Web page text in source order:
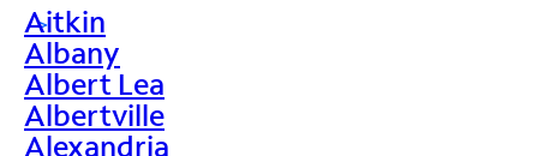
>
Aitkin
Albany
Albert Lea
Albertville
Alexandria